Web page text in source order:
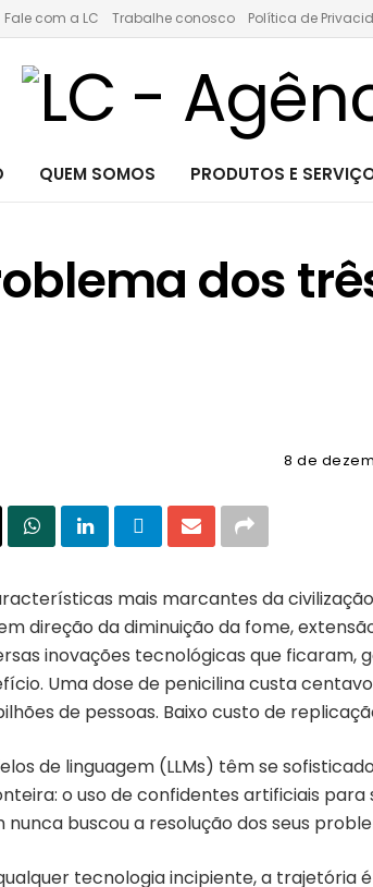
Fale com a LC Trabalhe conosco Política de
QUEM SOMOS PRODUTOS E
dos
8 de
mais marcantes da
direção da diminuição da fome,
inovações tecnológicas que
Uma dose de penicilina custa
de pessoas. Baixo custo de
de linguagem (LLMs) têm se
o uso de confidentes artificiais
nunca buscou a resolução dos seus
tecnologia incipiente, a trajetória